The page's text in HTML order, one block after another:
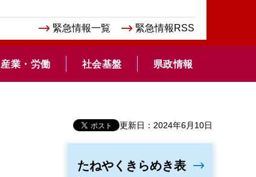
緊急情報一覧 緊急情報RSS
産業・労働 社会基盤 県政情報
更新日：2024年6月10日
たねやくきらめき表